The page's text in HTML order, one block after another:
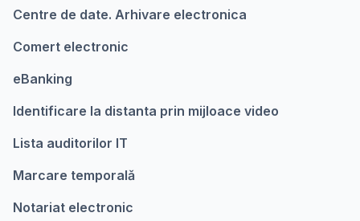
Centre de date. Arhivare electronica
Comert electronic
eBanking
Identificare la distanta prin mijloace video
Lista auditorilor IT
Marcare temporalǎ
Notariat electronic